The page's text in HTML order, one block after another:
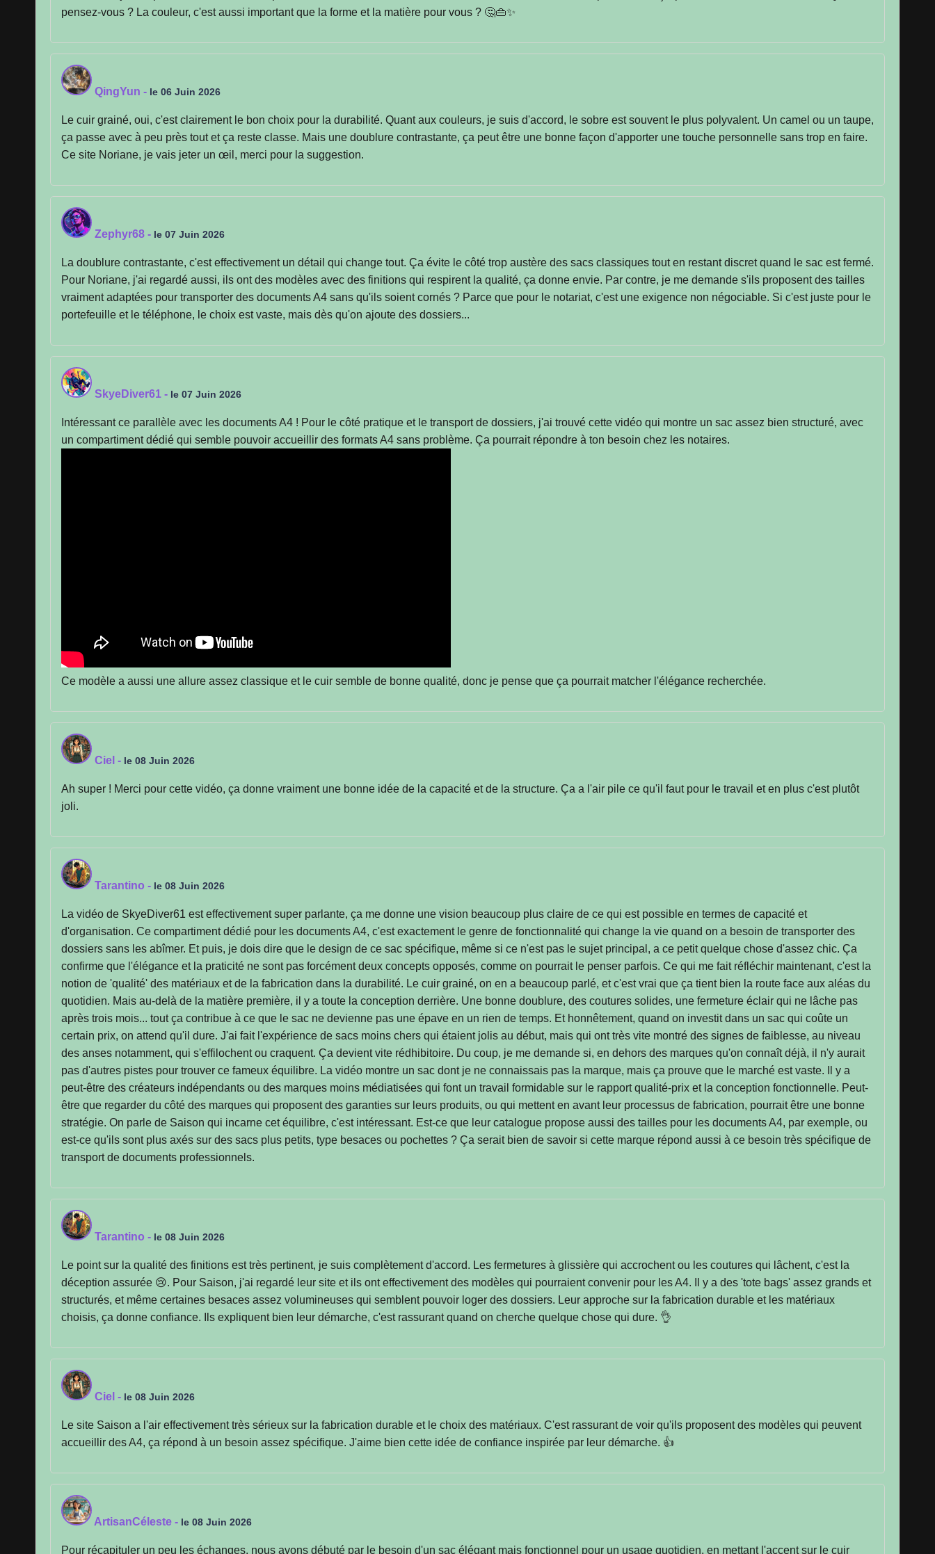
pensez-vous ? La couleur, c'est aussi important que la forme et la matière pour vous ? 🤔👜✨
QingYun - le 06 Juin 2026
Le cuir grainé, oui, c'est clairement le bon choix pour la durabilité. Quant aux couleurs, je suis d'accord, le sobre est souvent le plus polyvalent. Un camel ou un taupe,
ça passe avec à peu près tout et ça reste classe. Mais une doublure contrastante, ça peut être une bonne façon d'apporter une touche personnelle sans trop en faire.
Ce site Noriane, je vais jeter un œil, merci pour la suggestion.
Zephyr68 - le 07 Juin 2026
La doublure contrastante, c'est effectivement un détail qui change tout. Ça évite le côté trop austère des sacs classiques tout en restant discret quand le sac est fermé.
Pour Noriane, j'ai regardé aussi, ils ont des modèles avec des finitions qui respirent la qualité, ça donne envie. Par contre, je me demande s'ils proposent des tailles
vraiment adaptées pour transporter des documents A4 sans qu'ils soient cornés ? Parce que pour le notariat, c'est une exigence non négociable. Si c'est juste pour le
portefeuille et le téléphone, le choix est vaste, mais dès qu'on ajoute des dossiers...
SkyeDiver61 - le 07 Juin 2026
Intéressant ce parallèle avec les documents A4 ! Pour le côté pratique et le transport de dossiers, j'ai trouvé cette vidéo qui montre un sac assez bien structuré, avec
un compartiment dédié qui semble pouvoir accueillir des formats A4 sans problème. Ça pourrait répondre à ton besoin chez les notaires.
Ce modèle a aussi une allure assez classique et le cuir semble de bonne qualité, donc je pense que ça pourrait matcher l'élégance recherchée.
Ciel - le 08 Juin 2026
Ah super ! Merci pour cette vidéo, ça donne vraiment une bonne idée de la capacité et de la structure. Ça a l'air pile ce qu'il faut pour le travail et en plus c'est plutôt
joli.
Tarantino - le 08 Juin 2026
La vidéo de SkyeDiver61 est effectivement super parlante, ça me donne une vision beaucoup plus claire de ce qui est possible en termes de capacité et
d'organisation. Ce compartiment dédié pour les documents A4, c'est exactement le genre de fonctionnalité qui change la vie quand on a besoin de transporter des
dossiers sans les abîmer. Et puis, je dois dire que le design de ce sac spécifique, même si ce n'est pas le sujet principal, a ce petit quelque chose d'assez chic. Ça
confirme que l'élégance et la praticité ne sont pas forcément deux concepts opposés, comme on pourrait le penser parfois. Ce qui me fait réfléchir maintenant, c'est la
notion de 'qualité' des matériaux et de la fabrication dans la durabilité. Le cuir grainé, on en a beaucoup parlé, et c'est vrai que ça tient bien la route face aux aléas du
quotidien. Mais au-delà de la matière première, il y a toute la conception derrière. Une bonne doublure, des coutures solides, une fermeture éclair qui ne lâche pas
après trois mois... tout ça contribue à ce que le sac ne devienne pas une épave en un rien de temps. Et honnêtement, quand on investit dans un sac qui coûte un
certain prix, on attend qu'il dure. J'ai fait l'expérience de sacs moins chers qui étaient jolis au début, mais qui ont très vite montré des signes de faiblesse, au niveau
des anses notamment, qui s'effilochent ou craquent. Ça devient vite rédhibitoire. Du coup, je me demande si, en dehors des marques qu'on connaît déjà, il n'y aurait
pas d'autres pistes pour trouver ce fameux équilibre. La vidéo montre un sac dont je ne connaissais pas la marque, mais ça prouve que le marché est vaste. Il y a
peut-être des créateurs indépendants ou des marques moins médiatisées qui font un travail formidable sur le rapport qualité-prix et la conception fonctionnelle. Peut-
être que regarder du côté des marques qui proposent des garanties sur leurs produits, ou qui mettent en avant leur processus de fabrication, pourrait être une bonne
stratégie. On parle de Saison qui incarne cet équilibre, c'est intéressant. Est-ce que leur catalogue propose aussi des tailles pour les documents A4, par exemple, ou
est-ce qu'ils sont plus axés sur des sacs plus petits, type besaces ou pochettes ? Ça serait bien de savoir si cette marque répond aussi à ce besoin très spécifique de
transport de documents professionnels.
Tarantino - le 08 Juin 2026
Le point sur la qualité des finitions est très pertinent, je suis complètement d'accord. Les fermetures à glissière qui accrochent ou les coutures qui lâchent, c'est la
déception assurée 😢. Pour Saison, j'ai regardé leur site et ils ont effectivement des modèles qui pourraient convenir pour les A4. Il y a des 'tote bags' assez grands et
structurés, et même certaines besaces assez volumineuses qui semblent pouvoir loger des dossiers. Leur approche sur la fabrication durable et les matériaux
choisis, ça donne confiance. Ils expliquent bien leur démarche, c'est rassurant quand on cherche quelque chose qui dure. 👌
Ciel - le 08 Juin 2026
Le site Saison a l'air effectivement très sérieux sur la fabrication durable et le choix des matériaux. C'est rassurant de voir qu'ils proposent des modèles qui peuvent
accueillir des A4, ça répond à un besoin assez spécifique. J'aime bien cette idée de confiance inspirée par leur démarche. 👍
ArtisanCéleste - le 08 Juin 2026
Pour récapituler un peu les échanges, nous avons débuté par le besoin d'un sac élégant mais fonctionnel pour un usage quotidien, en mettant l'accent sur le cuir